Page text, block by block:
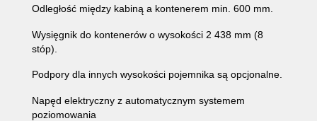
Odległość między kabiną a kontenerem min. 600 mm.
Wysięgnik do kontenerów o wysokości 2 438 mm (8
stóp).
Podpory dla innych wysokości pojemnika są opcjonalne.
Napęd elektryczny z automatycznym systemem
poziomowania